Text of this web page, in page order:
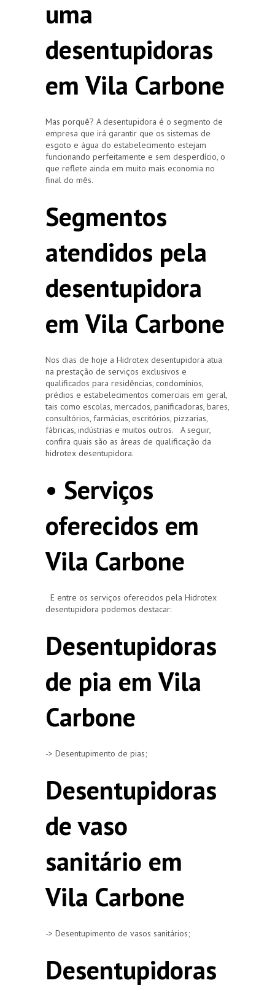
uma
desentupidoras
em Vila Carbone
Mas porquê? A desentupidora é o segmento de
empresa que irá garantir que os sistemas de
esgoto e água do estabelecimento estejam
funcionando perfeitamente e sem desperdício, o
que reflete ainda em muito mais economia no
final do mês.
Segmentos
atendidos pela
desentupidora
em Vila Carbone
Nos dias de hoje a Hidrotex desentupidora atua
na prestação de serviços exclusivos e
qualificados para residências, condomínios,
prédios e estabelecimentos comerciais em geral,
tais como escolas, mercados, panificadoras, bares,
consultórios, farmácias, escritórios, pizzarias,
fábricas, indústrias e muitos outros. A seguir,
confira quais são as áreas de qualificação da
hidrotex desentupidora.
• Serviços
oferecidos em
Vila Carbone
E entre os serviços oferecidos pela Hidrotex
desentupidora podemos destacar:
Desentupidoras
de pia em Vila
Carbone
-> Desentupimento de pias;
Desentupidoras
de vaso
sanitário em
Vila Carbone
-> Desentupimento de vasos sanitários;
Desentupidoras